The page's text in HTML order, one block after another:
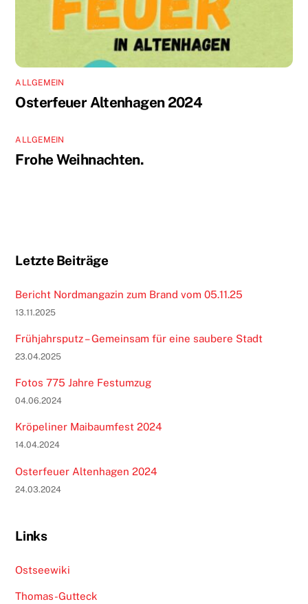
ALLGEMEIN
Osterfeuer Altenhagen 2024
ALLGEMEIN
Frohe Weihnachten.
Letzte Beiträge
Bericht Nordmangazin zum Brand vom 05.11.25
13.11.2025
Frühjahrsputz – Gemeinsam für eine saubere Stadt
23.04.2025
Fotos 775 Jahre Festumzug
04.06.2024
Kröpeliner Maibaumfest 2024
14.04.2024
Osterfeuer Altenhagen 2024
24.03.2024
Links
Ostseewiki
Thomas-Gutteck